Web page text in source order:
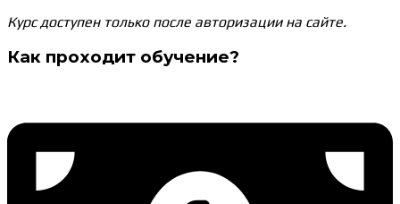
Курс доступен только после авторизации на сайте.
Как проходит обучение?